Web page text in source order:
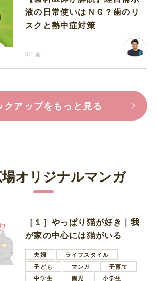
液の日常使いはＮＧ？歯のリ
スクと熱中症対策
6日前
クアップをもっと見る
オリジナルマンガ
［１］やっぱり猫が好き｜我
が家の中心には猫がいる
夫婦
ライフスタイル
子ども
マンガ
子育て
中学生
園児
小学生